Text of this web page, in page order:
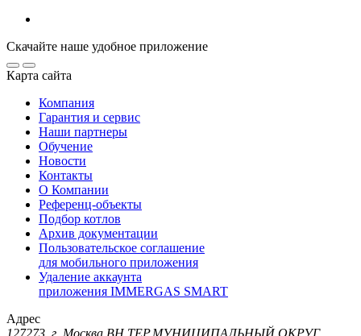
Скачайте наше удобное приложение
Карта сайта
Компания
Гарантия и сервис
Наши партнеры
Обучение
Новости
Контакты
О Компании
Референц-объекты
Подбор котлов
Архив документации
Пользовательское соглашение
для мобильного приложения
Удаление аккаунта
приложения IMMERGAS SMART
Адрес
127273, г. Москва ВН.ТЕР.МУНИЦИПАЛЬНЫЙ ОКРУГ